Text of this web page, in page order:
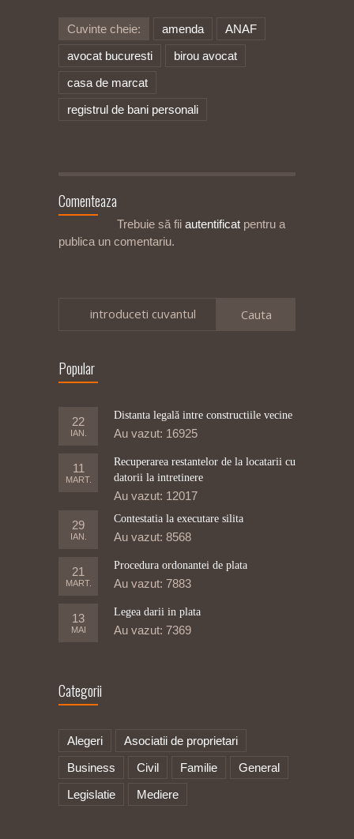
Cuvinte cheie: amenda
ANAF
avocat bucuresti
birou avocat
casa de marcat
registrul de bani personali
Comenteaza
Trebuie să fii autentificat pentru a
publica un comentariu.
introduceti cuvantul
Popular
22
IAN.
Distanta legală intre constructiile vecine
Au vazut: 16925
11
MART.
Recuperarea restantelor de la locatarii cu
datorii la intretinere
Au vazut: 12017
29
IAN.
Contestatia la executare silita
Au vazut: 8568
21
MART.
Procedura ordonantei de plata
Au vazut: 7883
13
MAI
Legea darii in plata
Au vazut: 7369
Categorii
Alegeri
Asociatii de proprietari
Business
Civil Familie
General
Legislatie
Mediere